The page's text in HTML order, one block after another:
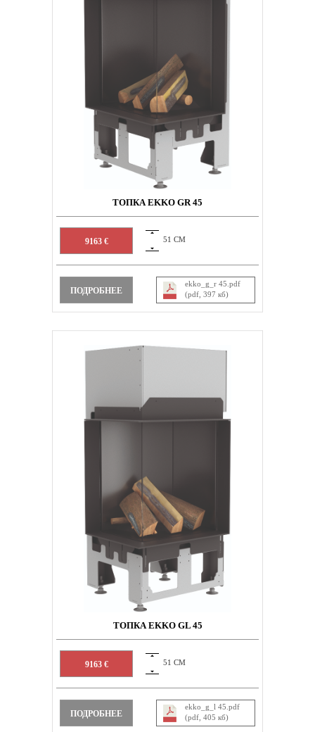
ТОПКА EKKO GR 45
9163 € 51 СМ
ПОДРОБНЕЕ
ekko_g_r 45.pdf
(pdf, 397 кб)
ТОПКА EKKO GL 45
9163 € 51 СМ
ПОДРОБНЕЕ
ekko_g_l 45.pdf
(pdf, 405 кб)